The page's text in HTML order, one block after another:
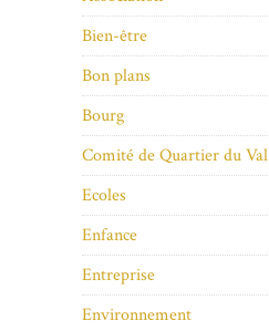
Bien-être
Bon plans
Bourg
Comité de Quartier du Val
Ecoles
Enfance
Entreprise
Environnement